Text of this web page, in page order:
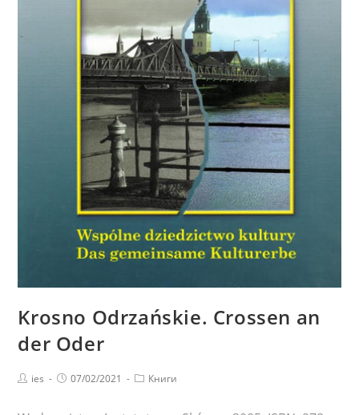
Krosno Odrzańskie. Crossen an
der Oder
Posties
Запись
07/02/2021
PostКниги